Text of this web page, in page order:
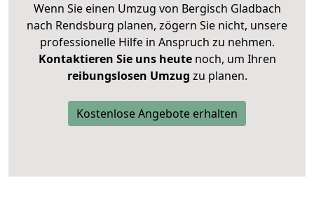
Wenn Sie einen Umzug von Bergisch Gladbach
nach Rendsburg planen, zögern Sie nicht, unsere
professionelle Hilfe in Anspruch zu nehmen.
Kontaktieren Sie uns heutenoch, um Ihren
reibungslosen Umzug zu planen.
Kostenlose Angebote erhalten